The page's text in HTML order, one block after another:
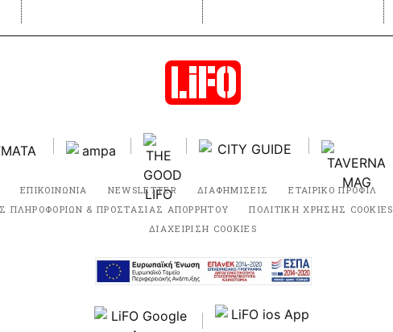
ΕΠΙΚΟΙΝΩΝΙΑ NEWSLETTER ΔΙΑΦΗΜΙΣΕΙΣ ΕΤΑΙΡΙΚΟ ΠΡΟΦΙΛ
ΠΛΗΡΟΦΟΡΙΩΝ & ΠΡΟΣΤΑΣΙΑΣ ΑΠΟΡΡΗΤΟΥ
ΠΟΛΙΤΙΚΗ ΧΡΗΣΗΣ COOKIES
ΔΙΑΧΕΙΡΙΣΗ COOKIES